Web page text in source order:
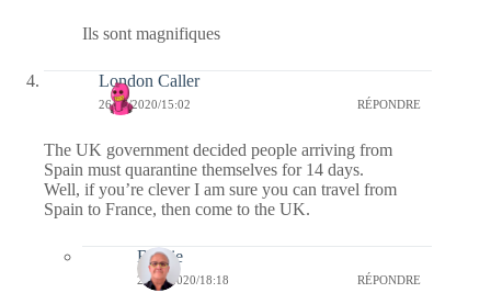
Ils sont magnifiques
London Caller
26/07/2020/15:02 RÉPONDRE
The UK government decided people arriving from
Spain must quarantine themselves for 14 days.
Well, if you’re clever I am sure you can travel from
Spain to France, then come to the UK.
Bernie
26/07/2020/18:18 RÉPONDRE